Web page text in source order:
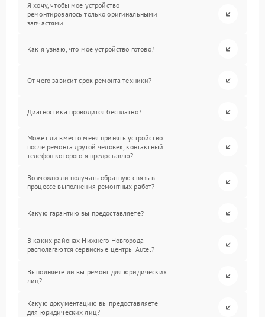
Я хочу, чтобы мое устройство
ремонтировалось только оригинальными
запчастями.
Как я узнаю, что мое устройство готово?
От чего зависит срок ремонта техники?
Диагностика проводится бесплатно?
Может ли вместо меня принять устройство
после ремонта другой человек, контактный
телефон которого я предоставлю?
Возможно ли получать обратную связь в
процессе выполнения ремонтных работ?
Какую гарантию вы предоставляете?
В каких районах Нижнего Новгорода
располагаются сервисные центры Autel?
Выполняете ли вы ремонт для юридических
лиц?
Какую документацию вы предоставляете
для юридических лиц?